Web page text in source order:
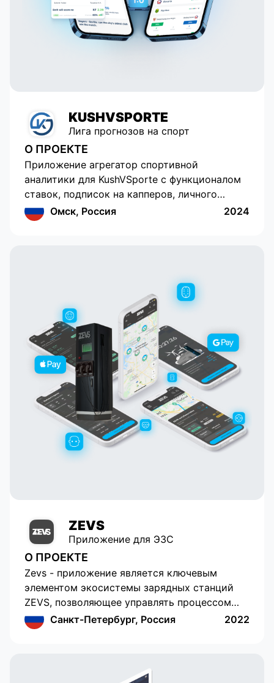
KUSHVSPORTE
Лига прогнозов на спорт
О ПРОЕКТЕ
Приложение агрегатор спортивной
аналитики для KushVSporte с функционалом
ставок, подписок на капперов, личного
кабинета с кошельком и функционалом
социальной сети. Платформа по принципу
кросплатформенное приложение сразу под
обе платформы. Проект получился много
функциональноый и сложный. Было
интересно работать с такого рода
профессионалами рынка. KushVSporte с 2010
года предоставляет возможность создания
публичных страниц капперов, где
пользователи могут делиться своими
прогнозами, следить за результатами матчей
в реальном времени, анализировать
статистику и графики прибыли и убытков.
Пользователи могут участвовать в турнирах
прогнозистов, получать live информацию о
Омск, Россия 2024
ZEVS
Приложение для ЭЗС
О ПРОЕКТЕ
Zevs - приложение является ключевым
элементом экосистемы зарядных станций
ZEVS, позволяющее управлять процессом
зарядки электрокаров. Создатели
приложения доверили нам произвести
бронирования зарядных сессий, улучшили
Санкт-Петербург, Россия 2022